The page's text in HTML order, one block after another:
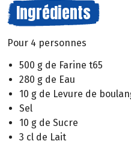
Ingrédients
Pour 4 personnes
500 g de Farine t65
280 g de Eau
10 g de Levure de
Sel
10 g de Sucre
3 cl de Lait